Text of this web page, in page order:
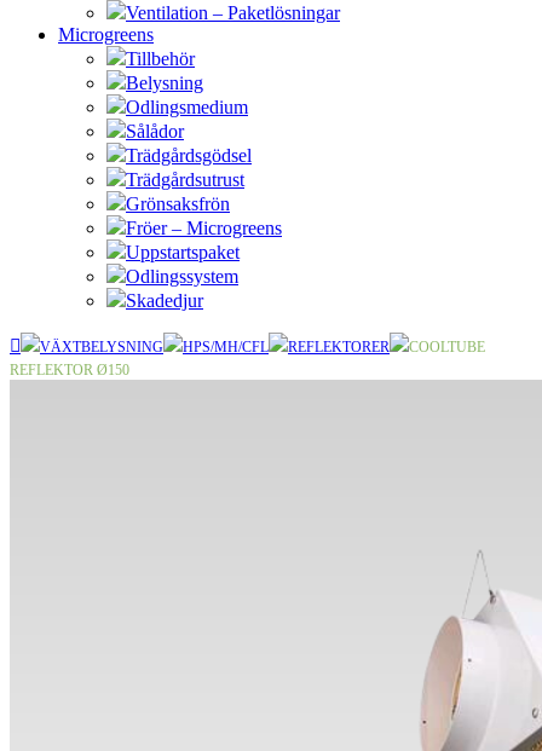
Ventilation – Paketlösningar
Microgreens
Tillbehör
Belysning
Odlingsmedium
Sålådor
Trädgårdsgödsel
Trädgårdsutrust
Grönsaksfrön
Fröer – Microgreens
Uppstartspaket
Odlingssystem
Skadedjur
VÄXTBELYSNING HPS/MH/CFL REFLEKTORER
COOLTUBE
REFLEKTOR Ø150